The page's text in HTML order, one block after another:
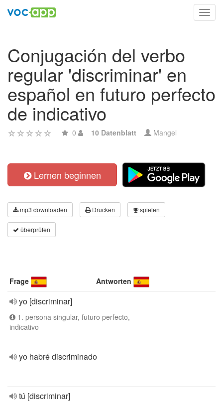
Conjugación del verbo
regular 'discriminar' en
español en futuro perfecto
de indicativo
0 10 Datenblatt Mangel
Lernen beginnen
mp3 downloaden Drucken spielen
überprüfen
Frage Antworten
yo [discriminar]
1. persona singular, futuro perfecto,
indicativo
yo habré discriminado
tú [discriminar]